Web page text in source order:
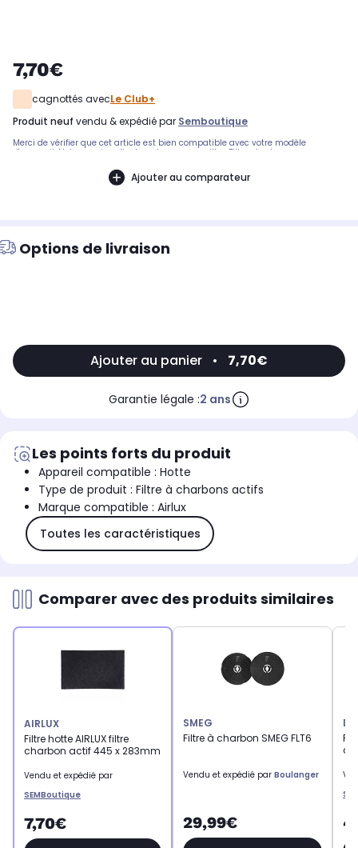
7,70€
cagnottés avecLe Club+
produit neuf vendu & expédié par Semboutique
Merci de vérifier que cet article est bien compatible avec votre modèle
d'appareil. Notre service client peut vous conseiller. Filtre charbon en mousse
AIRLUX.Compatible avec les modèles suivants : SCHOLTES: H3890AIRLUX: HC250,
HC250C, AHC63WHWHIRLPOOL: HT500 - 17761, HT500 - 781104, HVR520N - 1,
Ajouter au comparateur
Options de livraison
Ajouter au panier • 7,70€
Garantie légale :2 ans
Les points forts du produit
Appareil compatible : Hotte
Type de produit : Filtre à charbons actifs
Marque compatible : Airlux
Toutes les caractéristiques
Comparer avec des produits similaires
AIRLUX
Filtre hotte AIRLUX filtre
charbon actif 445 x 283mm
Vendu et expédié par
SEMBoutique
7,70€
SMEG
Filtre à charbon SMEG FLT6
Vendu et expédié par Boulanger
29,99€